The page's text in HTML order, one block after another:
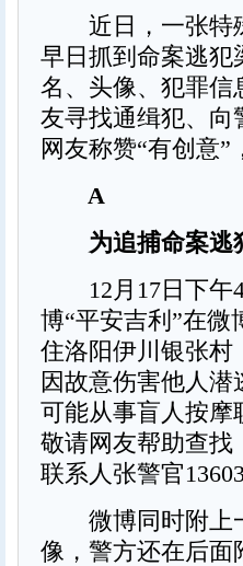
近日，一张特
早日抓到命案逃犯
名、头像、犯罪信
友寻找通缉犯、向
网友称赞“有创意”
A
为追捕命案逃
12月17日下午4
博“平安吉利”在
住洛阳伊川银张村
因故意伤害他人
可能从事盲人按摩
敬请网友帮助查找
联系人张警官
微博同时附上一
像，警方还在后